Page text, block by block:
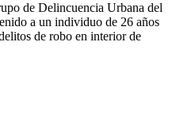
de Delincuencia Urbana del
a un individuo de 26 años
de robo en interior de